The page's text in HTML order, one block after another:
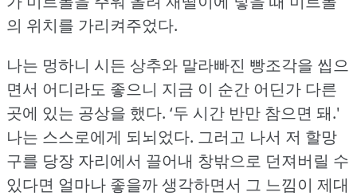
의 위치를 가리켜주었다.
나는 멍하니 시든 상추와 말라빠진 빵조각을 씹으
면서 어디라도 좋으니 지금 이 순간 어딘가 다른
곳에 있는 공상을 했다. ‘두 시간 반만 참으면 돼.'
나는 스스로에게 되뇌었다. 그러고 나서 저 할망
구를 당장 자리에서 끌어내 창밖으로 던져버릴 수
있다면 얼마나 좋을까 생각하면서 그 느낌이 제대